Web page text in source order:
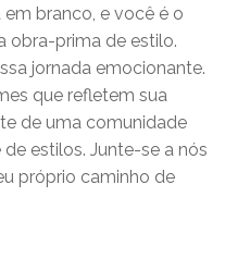
branco, e você é o
obra-prima de estilo.
jornada emocionante.
que refletem sua
de uma comunidade
estilos. Junte-se a nós
próprio caminho de